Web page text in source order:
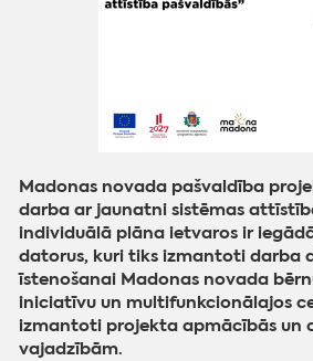
Madonas novada pašvaldība
darba ar jaunatni sistēmas
individuālā plāna ietvaros ir
datorus, kuri tiks izmantoti darba
īstenošanai Madonas novada
iniciatīvu un multifunkcionālajos
izmantoti projekta apmācībās un
vajadzībām.